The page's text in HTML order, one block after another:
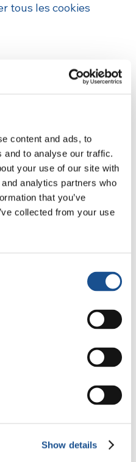
content and ads, to
and to analyse our traffic.
your use of our site with
analytics partners who
that you’ve
collected from your use
Show details
tous les cookies
Christopher
et la nécessité
aube
un hymne à la
»: vient d’être